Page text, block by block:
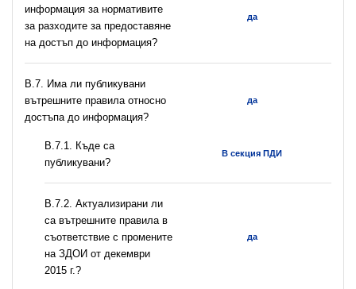
информация за нормативите
за разходите за предоставяне
на достъп до информация?
да
В.7. Има ли публикувани
вътрешните правила относно
достъпа до информация?
да
В.7.1. Къде са
публикувани?
В секция ПДИ
В.7.2. Актуализирани ли
са вътрешните правила в
съответствие с промените
на ЗДОИ от декември
2015 г.?
да